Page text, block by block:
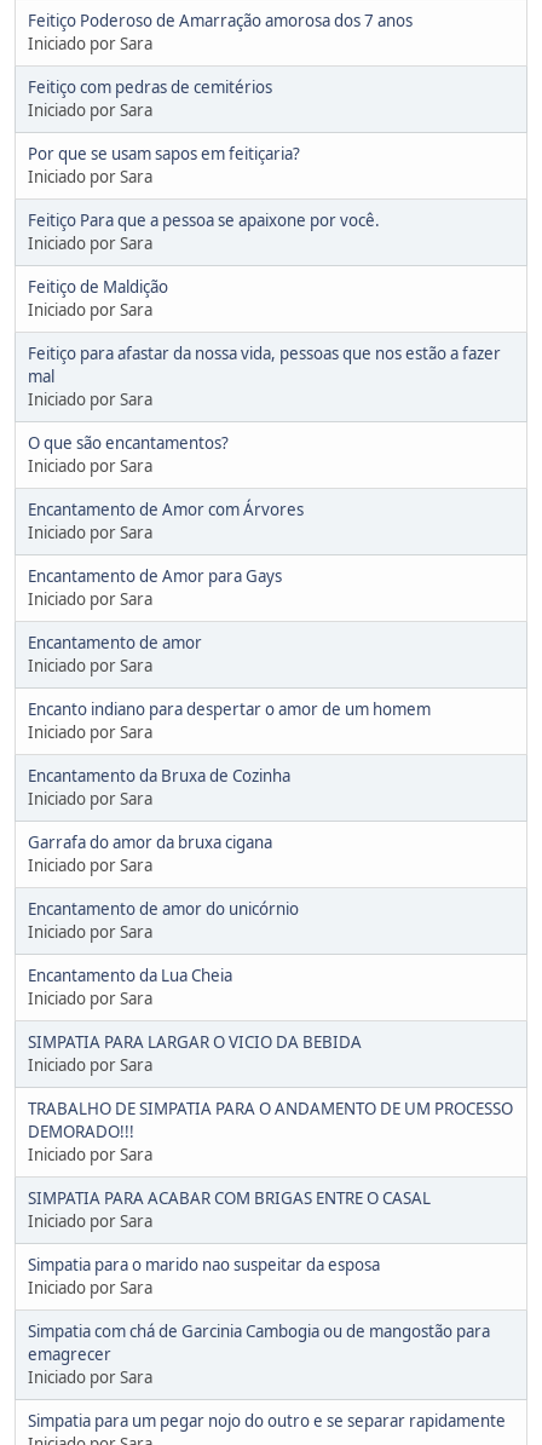
Feitiço Poderoso de Amarração amorosa dos 7 anos
Iniciado por Sara
Feitiço com pedras de cemitérios
Iniciado por Sara
Por que se usam sapos em feitiçaria?
Iniciado por Sara
Feitiço Para que a pessoa se apaixone por você.
Iniciado por Sara
Feitiço de Maldição
Iniciado por Sara
Feitiço para afastar da nossa vida, pessoas que nos estão a fazer
mal
Iniciado por Sara
O que são encantamentos?
Iniciado por Sara
Encantamento de Amor com Árvores
Iniciado por Sara
Encantamento de Amor para Gays
Iniciado por Sara
Encantamento de amor
Iniciado por Sara
Encanto indiano para despertar o amor de um homem
Iniciado por Sara
Encantamento da Bruxa de Cozinha
Iniciado por Sara
Garrafa do amor da bruxa cigana
Iniciado por Sara
Encantamento de amor do unicórnio
Iniciado por Sara
Encantamento da Lua Cheia
Iniciado por Sara
SIMPATIA PARA LARGAR O VICIO DA BEBIDA
Iniciado por Sara
TRABALHO DE SIMPATIA PARA O ANDAMENTO DE UM PROCESSO
DEMORADO!!!
Iniciado por Sara
SIMPATIA PARA ACABAR COM BRIGAS ENTRE O CASAL
Iniciado por Sara
Simpatia para o marido nao suspeitar da esposa
Iniciado por Sara
Simpatia com chá de Garcinia Cambogia ou de mangostão para
emagrecer
Iniciado por Sara
Simpatia para um pegar nojo do outro e se separar rapidamente